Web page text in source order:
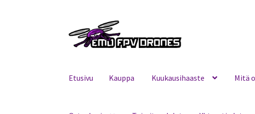
navigointiin
sisältöön
Etusivu Kauppa Kuukausihaaste Mitä